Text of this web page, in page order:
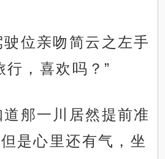
位亲吻简云之左手
行，喜欢吗？”
郍一川居然提前准
是心里还有气，坐